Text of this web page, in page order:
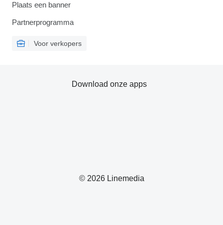
Plaats een banner
Partnerprogramma
Voor verkopers
© 2026 Linemedia
Download onze apps